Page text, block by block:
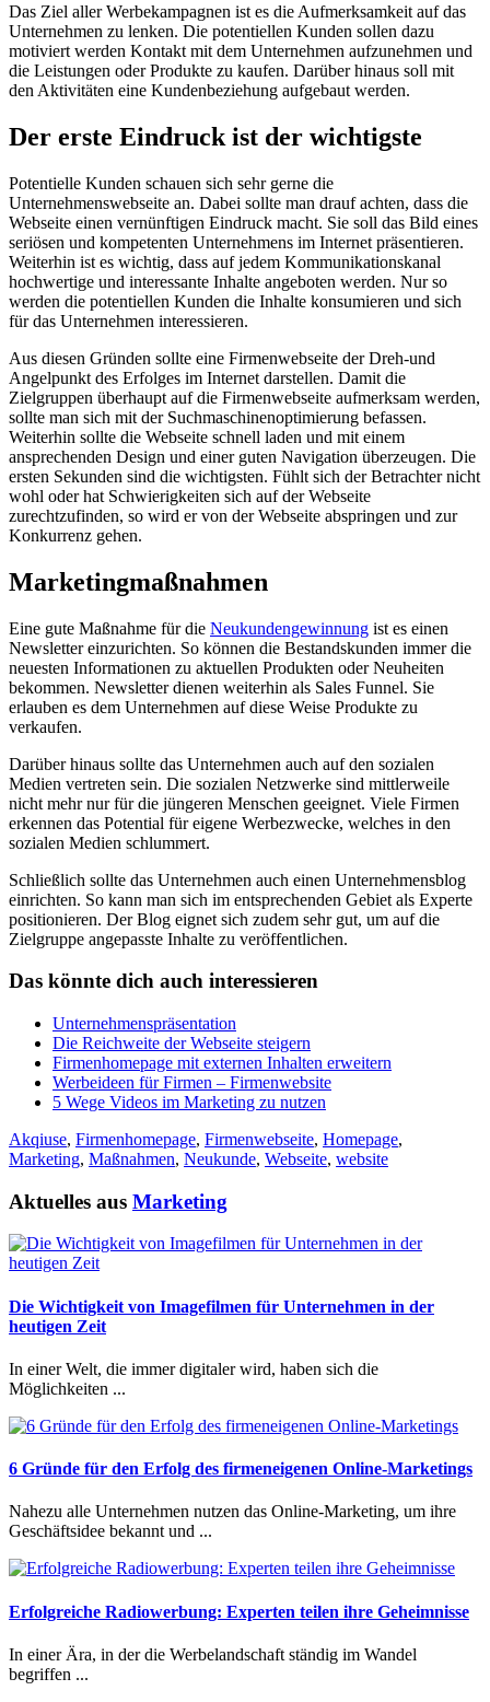
Das Ziel aller Werbekampagnen ist es die Aufmerksamkeit auf das
Unternehmen zu lenken. Die potentiellen Kunden sollen dazu
motiviert werden Kontakt mit dem Unternehmen aufzunehmen und
die Leistungen oder Produkte zu kaufen. Darüber hinaus soll mit
den Aktivitäten eine Kundenbeziehung aufgebaut werden.
Der erste Eindruck ist der wichtigste
Potentielle Kunden schauen sich sehr gerne die
Unternehmenswebseite an. Dabei sollte man drauf achten, dass die
Webseite einen vernünftigen Eindruck macht. Sie soll das Bild eines
seriösen und kompetenten Unternehmens im Internet präsentieren.
Weiterhin ist es wichtig, dass auf jedem Kommunikationskanal
hochwertige und interessante Inhalte angeboten werden. Nur so
werden die potentiellen Kunden die Inhalte konsumieren und sich
für das Unternehmen interessieren.
Aus diesen Gründen sollte eine Firmenwebseite der Dreh-und
Angelpunkt des Erfolges im Internet darstellen. Damit die
Zielgruppen überhaupt auf die Firmenwebseite aufmerksam werden,
sollte man sich mit der Suchmaschinenoptimierung befassen.
Weiterhin sollte die Webseite schnell laden und mit einem
ansprechenden Design und einer guten Navigation überzeugen. Die
ersten Sekunden sind die wichtigsten. Fühlt sich der Betrachter nicht
wohl oder hat Schwierigkeiten sich auf der Webseite
zurechtzufinden, so wird er von der Webseite abspringen und zur
Konkurrenz gehen.
Marketingmaßnahmen
Eine gute Maßnahme für die Neukundengewinnung ist es einen
Newsletter einzurichten. So können die Bestandskunden immer die
neuesten Informationen zu aktuellen Produkten oder Neuheiten
bekommen. Newsletter dienen weiterhin als Sales Funnel. Sie
erlauben es dem Unternehmen auf diese Weise Produkte zu
verkaufen.
Darüber hinaus sollte das Unternehmen auch auf den sozialen
Medien vertreten sein. Die sozialen Netzwerke sind mittlerweile
nicht mehr nur für die jüngeren Menschen geeignet. Viele Firmen
erkennen das Potential für eigene Werbezwecke, welches in den
sozialen Medien schlummert.
Schließlich sollte das Unternehmen auch einen Unternehmensblog
einrichten. So kann man sich im entsprechenden Gebiet als Experte
positionieren. Der Blog eignet sich zudem sehr gut, um auf die
Zielgruppe angepasste Inhalte zu veröffentlichen.
Das könnte dich auch interessieren
Unternehmenspräsentation
Die Reichweite der Webseite steigern
Firmenhomepage mit externen Inhalten erweitern
Werbeideen für Firmen – Firmenwebsite
5 Wege Videos im Marketing zu nutzen
Akqiuse, Firmenhomepage, Firmenwebseite, Homepage,
Marketing, Maßnahmen, Neukunde, Webseite, website
Aktuelles aus Marketing
Die Wichtigkeit von Imagefilmen für Unternehmen in der
heutigen Zeit
In einer Welt, die immer digitaler wird, haben sich die
Möglichkeiten ...
6 Gründe für den Erfolg des firmeneigenen Online-Marketings
Nahezu alle Unternehmen nutzen das Online-Marketing, um ihre
Geschäftsidee bekannt und ...
Erfolgreiche Radiowerbung: Experten teilen ihre Geheimnisse
In einer Ära, in der die Werbelandschaft ständig im Wandel
begriffen ...